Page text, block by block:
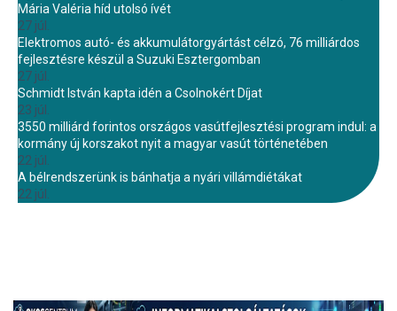
Mária Valéria híd utolsó ívét
27 júl.
Elektromos autó- és akkumulátorgyártást célzó, 76 milliárdos
fejlesztésre készül a Suzuki Esztergomban
27 júl.
Schmidt István kapta idén a Csolnokért Díjat
23 júl.
3550 milliárd forintos országos vasútfejlesztési program indul: a
kormány új korszakot nyit a magyar vasút történetében
22 júl.
A bélrendszerünk is bánhatja a nyári villámdiétákat
22 júl.